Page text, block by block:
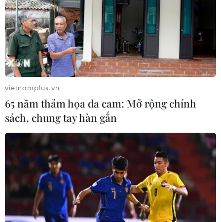
vietnamplus.vn
65 năm thảm họa da cam: Mở rộng chính
sách, chung tay hàn gắn